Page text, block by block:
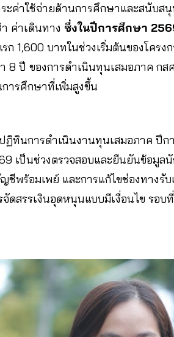
ะค่าใช้จ่ายด้านการศึกษาและสนับส
ค่าเดินทาง ซึ่งในปีการศึกษา
รก 1,600 บาทในช่วงเริ่มต้นของโค
8 ปี ของการดำเนินทุนเสมอภาค ก
ารศึกษาที่เพิ่มสูงขึ้น
ฏิทินการดำเนินงานทุนเสมอภาค ปี
เป็นช่วงตรวจสอบและยืนยันข้อมูล
ชีพร้อมเพย์ และการแก้ไขช่องทาง
ดสรรเงินอุดหนุนแบบมีเงื่อนไข รอบ